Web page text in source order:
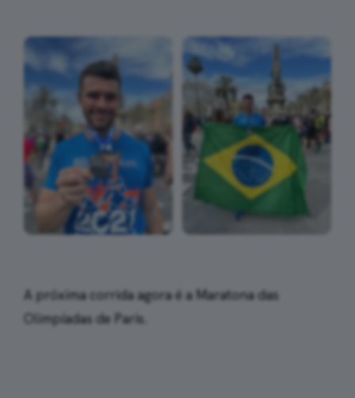
A próxima corrida agora é a Maratona das
Olimpíadas de Paris.